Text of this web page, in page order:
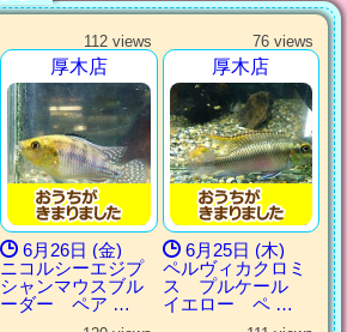
112 views
厚木店
6月26日 (金)
ニコルシーエジプ
シャンマウスブル
ーダー ペア …
76 views
厚木店
6月25日 (木)
ペルヴィカクロミ
ス プルケール
イエロー ペ …